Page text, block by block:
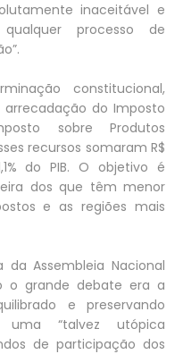
inaceitável e
processo de
constitucional,
arrecadação do Imposto
sobre Produtos
recursos somaram R$
do PIB. O objetivo é
dos que têm menor
e as regiões mais
Assembleia Nacional
o grande debate era a
e preservando
uma “talvez utópica
de participação dos